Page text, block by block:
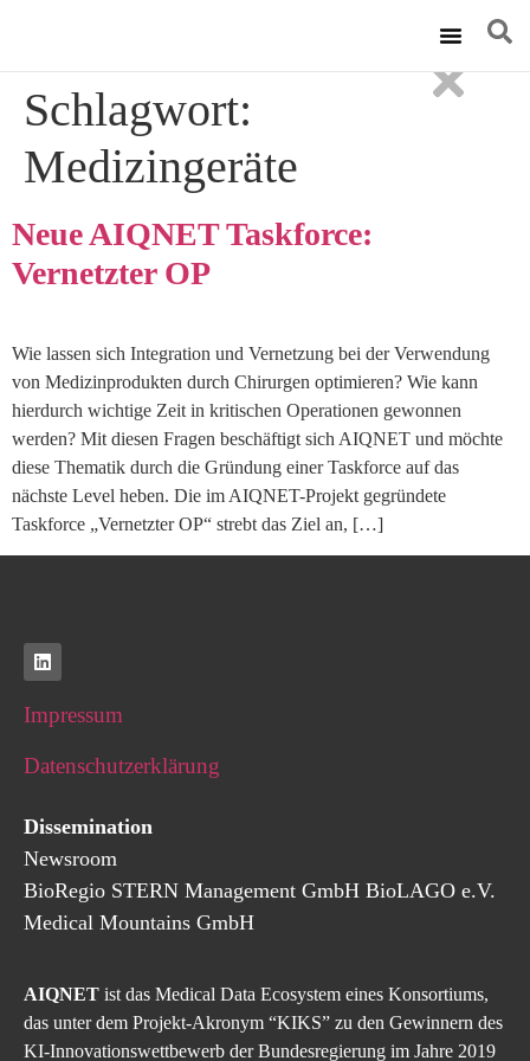
Schlagwort:
Medizingeräte
Neue AIQNET Taskforce:
Vernetzter OP
Wie lassen sich Integration und Vernetzung bei der Verwendung
von Medizinprodukten durch Chirurgen optimieren? Wie kann
hierdurch wichtige Zeit in kritischen Operationen gewonnen
werden? Mit diesen Fragen beschäftigt sich AIQNET und möchte
diese Thematik durch die Gründung einer Taskforce auf das
nächste Level heben. Die im AIQNET-Projekt gegründete
Taskforce „Vernetzter OP“ strebt das Ziel an, […]
Impressum
Datenschutzerklärung
Dissemination
Newsroom
BioRegio STERN Management GmbH BioLAGO e.V.
Medical Mountains GmbH
AIQNET ist das Medical Data Ecosystem eines Konsortiums,
das unter dem Projekt-Akronym “KIKS” zu den Gewinnern des
KI-Innovationswettbewerb der Bundesregierung im Jahre 2019